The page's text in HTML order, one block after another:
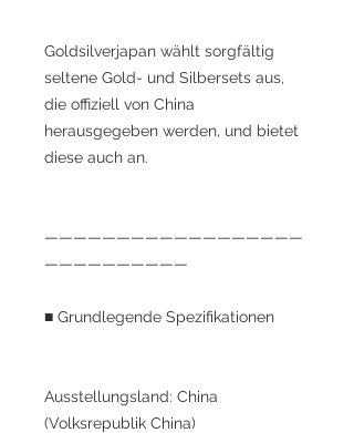
Goldsilverjapan wählt sorgfältig
seltene Gold- und Silbersets aus,
die offiziell von China
herausgegeben werden, und bietet
diese auch an.
——————————————————
——————————
■ Grundlegende Spezifikationen
Ausstellungsland: China
(Volksrepublik China)